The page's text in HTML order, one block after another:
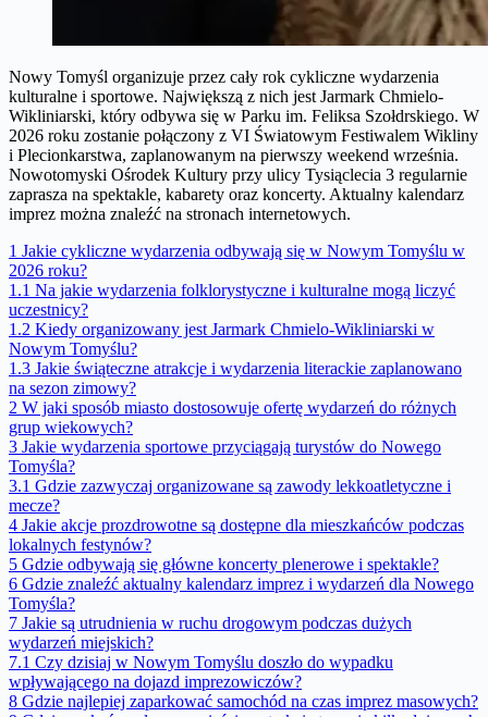
Nowy Tomyśl organizuje przez cały rok cykliczne wydarzenia
kulturalne i sportowe. Największą z nich jest Jarmark Chmielo-
Wikliniarski, który odbywa się w Parku im. Feliksa Szołdrskiego. W
2026 roku zostanie połączony z VI Światowym Festiwalem Wikliny
i Plecionkarstwa, zaplanowanym na pierwszy weekend września.
Nowotomyski Ośrodek Kultury przy ulicy Tysiąclecia 3 regularnie
zaprasza na spektakle, kabarety oraz koncerty. Aktualny kalendarz
imprez można znaleźć na stronach internetowych.
1 Jakie cykliczne wydarzenia odbywają się w Nowym Tomyślu w
2026 roku?
1.1 Na jakie wydarzenia folklorystyczne i kulturalne mogą liczyć
uczestnicy?
1.2 Kiedy organizowany jest Jarmark Chmielo-Wikliniarski w
Nowym Tomyślu?
1.3 Jakie świąteczne atrakcje i wydarzenia literackie zaplanowano
na sezon zimowy?
2 W jaki sposób miasto dostosowuje ofertę wydarzeń do różnych
grup wiekowych?
3 Jakie wydarzenia sportowe przyciągają turystów do Nowego
Tomyśla?
3.1 Gdzie zazwyczaj organizowane są zawody lekkoatletyczne i
mecze?
4 Jakie akcje prozdrowotne są dostępne dla mieszkańców podczas
lokalnych festynów?
5 Gdzie odbywają się główne koncerty plenerowe i spektakle?
6 Gdzie znaleźć aktualny kalendarz imprez i wydarzeń dla Nowego
Tomyśla?
7 Jakie są utrudnienia w ruchu drogowym podczas dużych
wydarzeń miejskich?
7.1 Czy dzisiaj w Nowym Tomyślu doszło do wypadku
wpływającego na dojazd imprezowiczów?
8 Gdzie najlepiej zaparkować samochód na czas imprez masowych?